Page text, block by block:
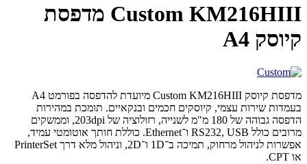
Custom KM216HIII מדפסת
קיוסק A4
מדפסת קיוסק Custom KM216HIII מיועדת להדפסה בפורמט A4
בעמדות שירות עצמי, קיוסקים חכמים ובנקאיים. תומכת במהירות
הדפסה גבוהה של 180 מ"מ לשנייה, רזולוציה של 203dpi, וממשקים
מרובים כולל RS232, USB ו־Ethernet. כוללת חותך אוטומטי עמיד,
אפשרות לניהול מרחוק, תמיכה ב־1D ו־2D, וניהול מלא דרך PrinterSet
או CPT.